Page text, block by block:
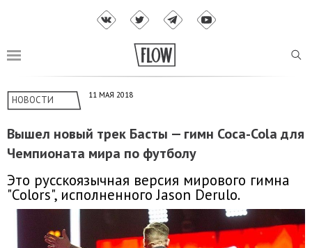
НОВОСТИ 11 МАЯ 2018
Вышел новый трек Басты — гимн Coca-Cola для
Чемпионата мира по футболу
Это русскоязычная версия мирового гимна
"Colors", исполненного Jason Derulo.